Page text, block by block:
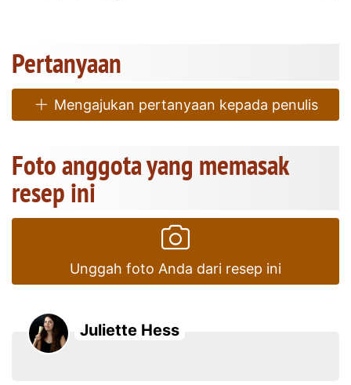
Pertanyaan
Mengajukan pertanyaan kepada penulis
Foto anggota yang memasak
resep ini
Unggah foto Anda dari resep ini
Juliette Hess